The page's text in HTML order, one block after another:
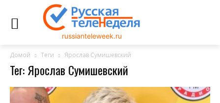
russianteleweek.ru
Домой Теги Ярослав Сумишевский
Тег: Ярослав Сумишевский